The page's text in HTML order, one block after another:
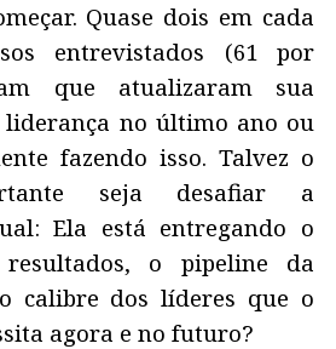
Quase dois em cada
entrevistados (61 por
que atualizaram sua
liderança no último ano ou
fazendo isso. Talvez o
seja desafiar a
Ela está entregando o
o pipeline da
calibre dos líderes que o
agora e no futuro?